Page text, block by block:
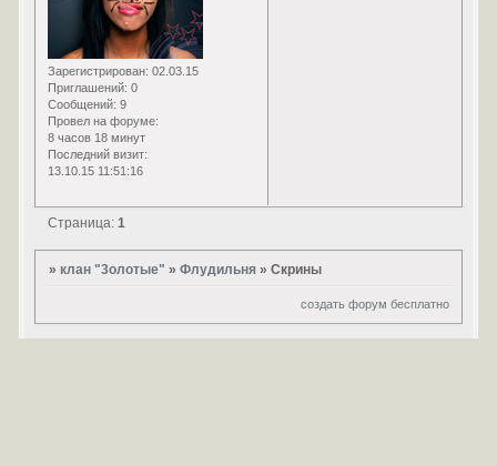
Зарегистрирован: 02.03.15
Приглашений: 0
Сообщений: 9
Провел на форуме:
8 часов 18 минут
Последний визит:
13.10.15 11:51:16
Страница:1
» клан "3олотые" »Флудильня »Скрины
создать форум бесплатно